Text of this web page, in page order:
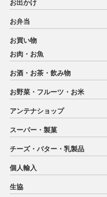
お出かけ
お弁当
お買い物
お肉・お魚
お酒・お茶・飲み物
お野菜・フルーツ・お米
アンテナショップ
スーパー・製菓
チーズ・バター・乳製品
個人輸入
生協